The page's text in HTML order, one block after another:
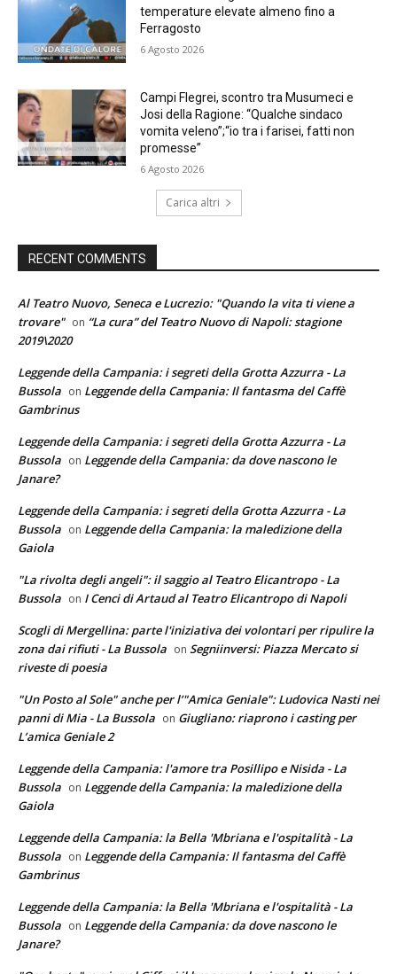
temperature elevate almeno fino a
Ferragosto
6 Agosto 2026
Campi Flegrei, scontro tra Musumeci e
Josi della Ragione: “Qualche sindaco
vomita veleno”;“io tra i farisei, fatti non
promesse”
6 Agosto 2026
Carica altri
RECENT COMMENTS
Al Teatro Nuovo, Seneca e Lucrezio: "Quando la vita ti viene a
trovare" on “La cura” del Teatro Nuovo di Napoli: stagione
2019\2020
Leggende della Campania: i segreti della Grotta Azzurra - La
Bussola on Leggende della Campania: Il fantasma del Caffè
Gambrinus
Leggende della Campania: i segreti della Grotta Azzurra - La
Bussola on Leggende della Campania: da dove nascono le
Janare?
Leggende della Campania: i segreti della Grotta Azzurra - La
Bussola on Leggende della Campania: la maledizione della
Gaiola
"La rivolta degli angeli": il saggio al Teatro Elicantropo - La
Bussola on I Cenci di Artaud al Teatro Elicantropo di Napoli
Scogli di Mergellina: parte l'iniziativa dei volontari per ripulire la
zona dai rifiuti - La Bussola on Segniinversi: Piazza Mercato si
riveste di poesia
"Un Posto al Sole" anche per l’"Amica Geniale": Ludovica Nasti nei
panni di Mia - La Bussola on Giugliano: riaprono i casting per
L’amica Geniale 2
Leggende della Campania: l'amore tra Posillipo e Nisida - La
Bussola on Leggende della Campania: la maledizione della
Gaiola
Leggende della Campania: la Bella 'Mbriana e l'ospitalità - La
Bussola on Leggende della Campania: Il fantasma del Caffè
Gambrinus
Leggende della Campania: la Bella 'Mbriana e l'ospitalità - La
Bussola on Leggende della Campania: da dove nascono le
Janare?